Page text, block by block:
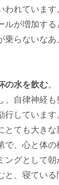
われていま
ルが増加す
乗らないな
の水を飲む。
、自律神経
行していま
とても大き
で、心と体
ングとして
と、寝てい